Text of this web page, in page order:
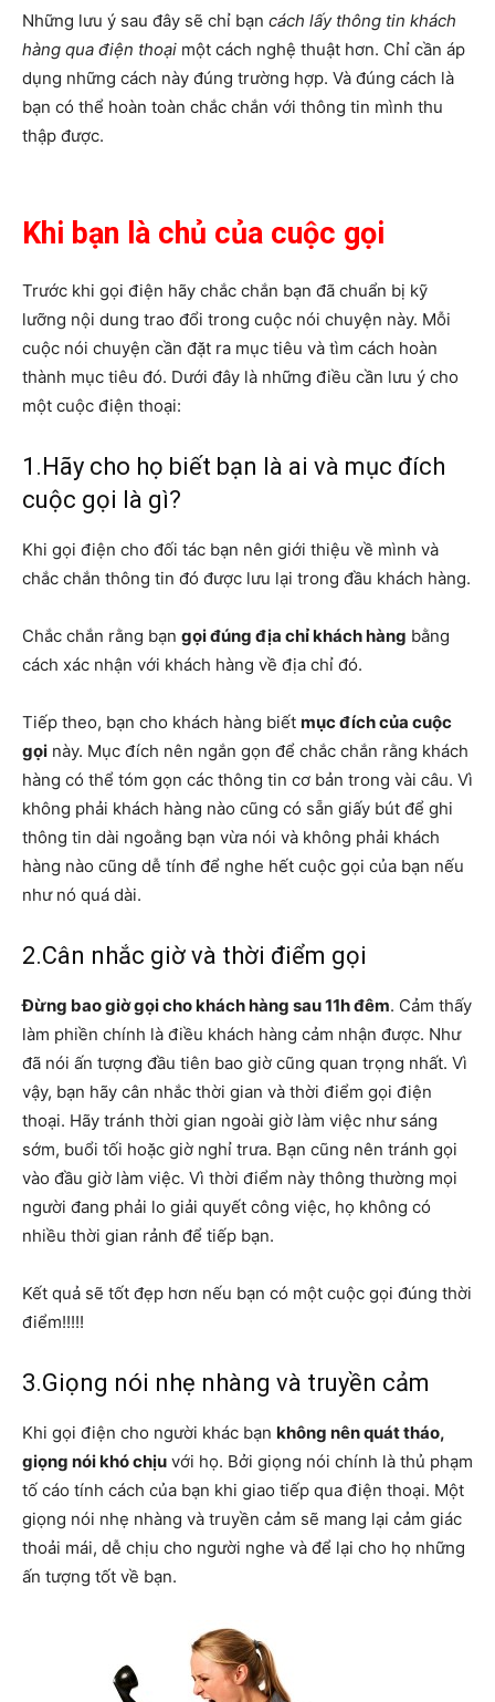
Những lưu ý sau đây sẽ chỉ bạn cách lấy thông tin khách
hàng qua điện thoại một cách nghệ thuật hơn. Chỉ cần áp
dụng những cách này đúng trường hợp. Và đúng cách là
bạn có thể hoàn toàn chắc chắn với thông tin mình thu
thập được.
Khi bạn là chủ của cuộc gọi
Trước khi gọi điện hãy chắc chắn bạn đã chuẩn bị kỹ
lưỡng nội dung trao đổi trong cuộc nói chuyện này. Mỗi
cuộc nói chuyện cần đặt ra mục tiêu và tìm cách hoàn
thành mục tiêu đó. Dưới đây là những điều cần lưu ý cho
một cuộc điện thoại:
1.Hãy cho họ biết bạn là ai và mục đích
cuộc gọi là gì?
Khi gọi điện cho đối tác bạn nên giới thiệu về mình và
chắc chắn thông tin đó được lưu lại trong đầu khách hàng.
Chắc chắn rằng bạn gọi đúng địa chỉ khách hàng bằng
cách xác nhận với khách hàng về địa chỉ đó.
Tiếp theo, bạn cho khách hàng biết mục đích của cuộc
gọi này. Mục đích nên ngắn gọn để chắc chắn rằng khách
hàng có thể tóm gọn các thông tin cơ bản trong vài câu. Vì
không phải khách hàng nào cũng có sẵn giấy bút để ghi
thông tin dài ngoằng bạn vừa nói và không phải khách
hàng nào cũng dễ tính để nghe hết cuộc gọi của bạn nếu
như nó quá dài.
2.Cân nhắc giờ và thời điểm gọi
Đừng bao giờ gọi cho khách hàng sau 11h đêm. Cảm thấy
làm phiền chính là điều khách hàng cảm nhận được. Như
đã nói ấn tượng đầu tiên bao giờ cũng quan trọng nhất. Vì
vậy, bạn hãy cân nhắc thời gian và thời điểm gọi điện
thoại. Hãy tránh thời gian ngoài giờ làm việc như sáng
sớm, buổi tối hoặc giờ nghỉ trưa. Bạn cũng nên tránh gọi
vào đầu giờ làm việc. Vì thời điểm này thông thường mọi
người đang phải lo giải quyết công việc, họ không có
nhiều thời gian rảnh để tiếp bạn.
Kết quả sẽ tốt đẹp hơn nếu bạn có một cuộc gọi đúng thời
điểm!!!!!
3.Giọng nói nhẹ nhàng và truyền cảm
Khi gọi điện cho người khác bạn không nên quát tháo,
giọng nói khó chịu với họ. Bởi giọng nói chính là thủ phạm
tố cáo tính cách của bạn khi giao tiếp qua điện thoại. Một
giọng nói nhẹ nhàng và truyền cảm sẽ mang lại cảm giác
thoải mái, dễ chịu cho người nghe và để lại cho họ những
ấn tượng tốt về bạn.